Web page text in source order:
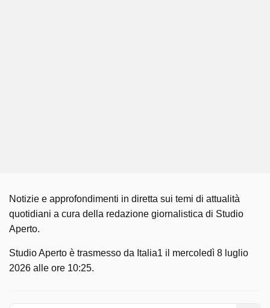
Notizie e approfondimenti in diretta sui temi di attualità
quotidiani a cura della redazione giornalistica di Studio
Aperto.
Studio Aperto è trasmesso da Italia1 il mercoledì 8 luglio
2026 alle ore 10:25.